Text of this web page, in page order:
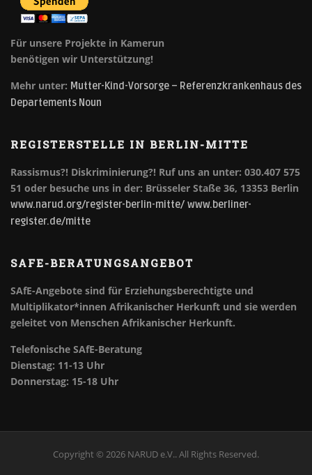
Für unsere Projekte in Kamerun
benötigen wir Unterstützung!
Mehr unter: Mutter-Kind-Vorsorge – Referenzkrankenhaus des
Departements Noun
REGISTERSTELLE IN BERLIN-MITTE
Rassismus?! Diskriminierung?! Ruf uns an unter: 030.407 575
51 oder besuche uns in der: Brüsseler Staße 36, 13353 Berlin
www.narud.org/register-berlin-mitte/ www.berliner-
register.de/mitte
SAFE-BERATUNGSANGEBOT
SAfE-Angebote sind für Erziehungsberechtigte und
Multiplikator*innen Afrikanischer Herkunft und sie werden
geleitet von Menschen Afrikanischer Herkunft.
Telefonische SAfE-Beratung
Dienstag: 11-13 Uhr
Donnerstag: 15-18 Uhr
Copyright © 2026 NARUD e.V.. All Rights Reserved.